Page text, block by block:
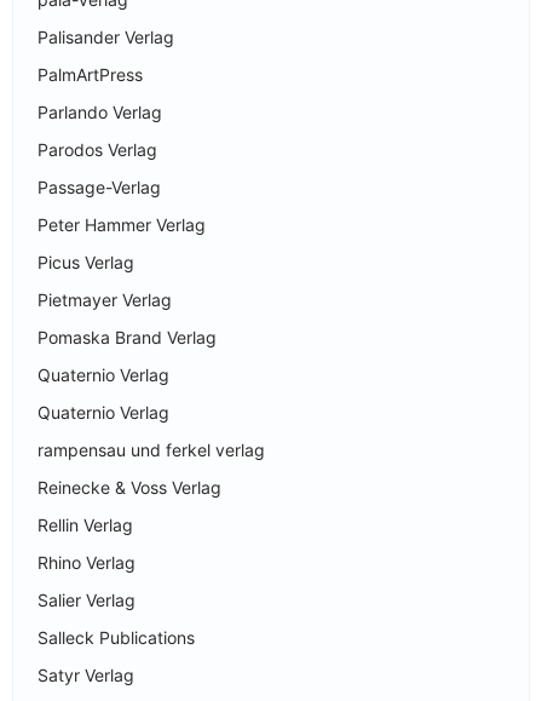
Palisander Verlag
PalmArtPress
Parlando Verlag
Parodos Verlag
Passage-Verlag
Peter Hammer Verlag
Picus Verlag
Pietmayer Verlag
Pomaska Brand Verlag
Quaternio Verlag
Quaternio Verlag
rampensau und ferkel verlag
Reinecke & Voss Verlag
Rellin Verlag
Rhino Verlag
Salier Verlag
Salleck Publications
Satyr Verlag